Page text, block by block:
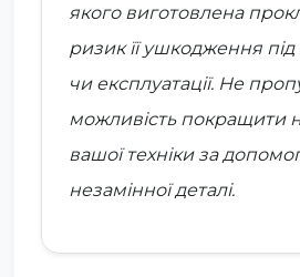
якого виготовлена
ризик її ушкодження
чи експлуатації. Не
можливість покращити
вашої техніки за
незамінної деталі.